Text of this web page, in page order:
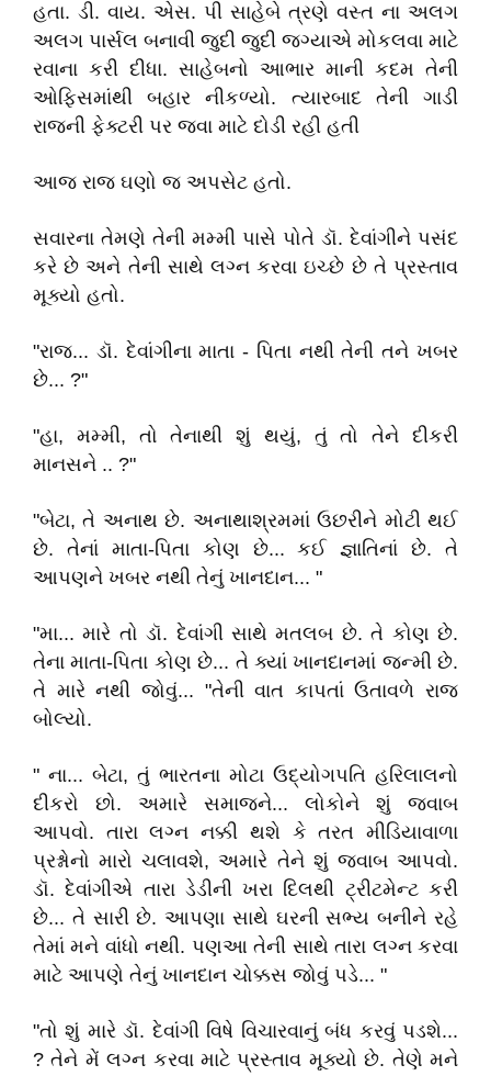
હતા. ડી. વાય. એસ. પી સાહેબે ત્રણે વસ્ત ના અલગ
અલગ પાર્સલ બનાવી જુદી જુદી જગ્યાએ મોકલવા માટે
રવાના કરી દીધા. સાહેબનો આભાર માની કદમ તેની
ઓફિસમાંથી બહાર નીકળ્યો. ત્યારબાદ તેની ગાડી
રાજની ફેક્ટરી પર જવા માટે દોડી રહી હતી
આજ રાજ ઘણો જ અપસેટ હતો.
સવારના તેમણે તેની મમ્મી પાસે પોતે ડૉ. દેવાંગીને પસંદ
કરે છે અને તેની સાથે લગ્ન કરવા ઇચ્છે છે તે પ્રસ્તાવ
મૂક્યો હતો.
"રાજ... ડૉ. દેવાંગીના માતા - પિતા નથી તેની તને ખબર
છે... ?"
"હા, મમ્મી, તો તેનાથી શું થયું, તું તો તેને દીકરી
માનસને .. ?"
"બેટા, તે અનાથ છે. અનાથાશ્રમમાં ઉછરીને મોટી થઈ
છે. તેનાં માતા-પિતા કોણ છે... કઈ જ્ઞાતિનાં છે. તે
આપણને ખબર નથી તેનું ખાનદાન... "
"મા... મારે તો ડૉ. દેવાંગી સાથે મતલબ છે. તે કોણ છે.
તેના માતા-પિતા કોણ છે... તે ક્યાં ખાનદાનમાં જન્મી છે.
તે મારે નથી જોવું... "તેની વાત કાપતાં ઉતાવળે રાજ
બોલ્યો.
" ના... બેટા, તું ભારતના મોટા ઉદ્યોગપતિ હરિલાલનો
દીકરો છો. અમારે સમાજને... લોકોને શું જવાબ
આપવો. તારા લગ્ન નક્કી થશે કે તરત મીડિયાવાળા
પ્રશ્નોનો મારો ચલાવશે, અમારે તેને શું જવાબ આપવો.
ડૉ. દેવાંગીએ તારા ડેડીની ખરા દિલથી ટ્રીટમેન્ટ કરી
છે... તે સારી છે. આપણા સાથે ઘરની સભ્ય બનીને રહે
તેમાં મને વાંધો નથી. પણઆ તેની સાથે તારા લગ્ન કરવા
માટે આપણે તેનું ખાનદાન ચોક્કસ જોવું પડે... "
"તો શું મારે ડૉ. દેવાંગી વિષે વિચારવાનું બંધ કરવું પડશે...
? તેને મેં લગ્ન કરવા માટે પ્રસ્તાવ મૂક્યો છે. તેણે મને